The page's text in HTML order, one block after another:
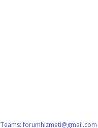
Teams:forumhizmeti@gmail.com